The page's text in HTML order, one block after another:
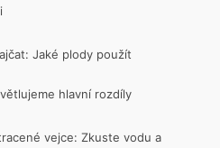
Jaké plody použít
hlavní rozdíly
vejce: Zkuste vodu a